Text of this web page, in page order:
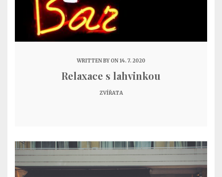
WRITTEN BY ON 14. 7. 2020
Relaxace s lahvinkou
ZVÍŘATA